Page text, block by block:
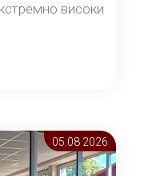
високи
05.08 2026